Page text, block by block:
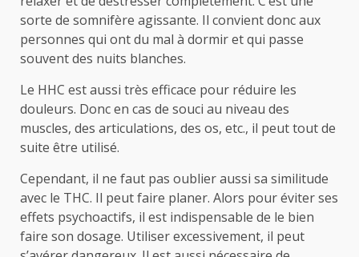
sorte de somnifère agissante. Il convient donc aux
personnes qui ont du mal à dormir et qui passe
souvent des nuits blanches.
Le HHC est aussi très efficace pour réduire les
douleurs. Donc en cas de souci au niveau des
muscles, des articulations, des os, etc., il peut tout de
suite être utilisé.
Cependant, il ne faut pas oublier aussi sa similitude
avec le THC. Il peut faire planer. Alors pour éviter ses
effets psychoactifs, il est indispensable de le bien
faire son dosage. Utiliser excessivement, il peut